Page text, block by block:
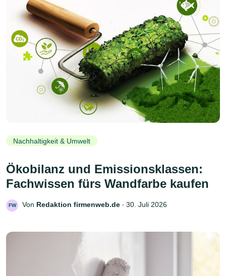
Nachhaltigkeit & Umwelt
Ökobilanz und Emissionsklassen:
Fachwissen fürs Wandfarbe kaufen
FW Von Redaktion firmenweb.de ‧ 30. Juli 2026